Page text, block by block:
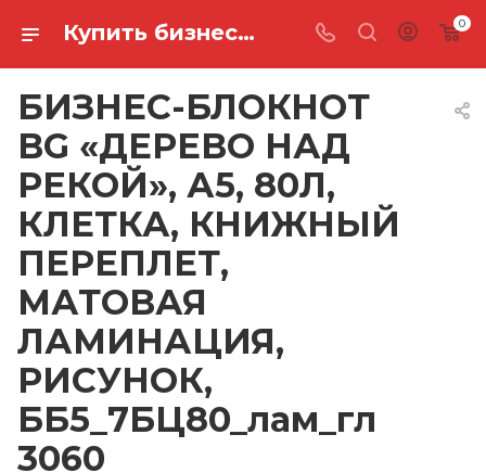
Купить бизнес-блокнот bg «дерево над рекой», а5, 80л, клетка, книжный переплет, матовая ламинация, рисунок, ББ5_7БЦ80_лам_гл 3060 в Ростове-на-Дону 0
БИЗНЕС-БЛОКНОТ
BG «ДЕРЕВО НАД
РЕКОЙ», А5, 80Л,
КЛЕТКА, КНИЖНЫЙ
ПЕРЕПЛЕТ,
МАТОВАЯ
ЛАМИНАЦИЯ,
РИСУНОК,
ББ5_7БЦ80_лам_гл
3060